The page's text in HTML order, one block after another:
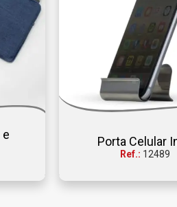
e
Porta Celular
Ref.: 12489